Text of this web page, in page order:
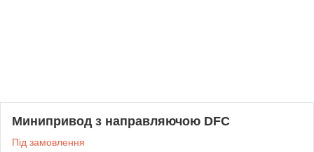
Минипривод з направляючою DFC
Під замовлення